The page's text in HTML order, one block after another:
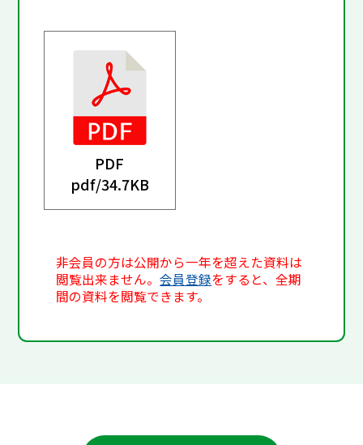
PDF
pdf/34.7KB
非会員の方は公開から一年を超えた資料は
閲覧出来ません。会員登録をすると、全期
間の資料を閲覧できます。